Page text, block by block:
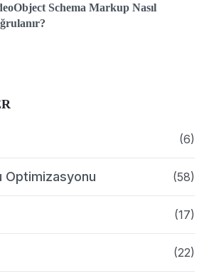
Schema Markup Nasıl
(6)
Optimizasyonu (58)
(17)
(22)